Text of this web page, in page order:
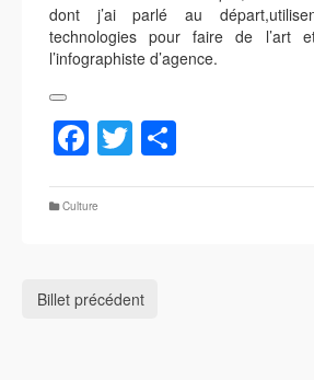
dont j’ai parlé au
technologies pour faire de l’art
l’infographiste d’agence.
Facebook
Twitter
Culture
Billet précédent